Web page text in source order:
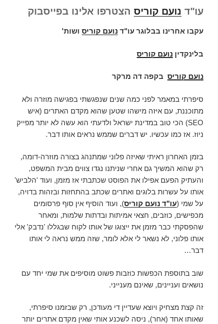
עו"ד נועם קוריס הצטרפו אלינו בפייסבוק
עקבו אחרינו בבלוגר עו"ד נועם קוריס ושות'
בלינקדין נועם קוריס
נועם קוריס בקפה דה מרקר
סיפרתי במאמר לפני כמה שנים שנפגשתי בפגישה מוזרה ולא
מתוכננת, עם איזה מישהו שטען שהוא מקדם האתרים (איש
SEO) הכי טוב במדינת ישראל ולדעתי הוא עשה לא יותר מפייק
ניוז. אז כמו עכשיו. יש דברים שממש נראים אותו דבר.
בזמן האחרון ראיתי שאיזה פלוני שמתנהג בצורה מוזרה-דומה,
רק שהוא המשיך גם אחרי שניתנו נגדו צווים מבית המשפט,
והעתיק הפעם אפילו את הפוסט שכתבתי אז מזמן, ועוד 'הלביש'
אותו על עשרות בלוגים ואתרים שכתב בהתחזות ובזהות בדויה,
על שמי (עו"ד נועם קוריס), ועוד הוסיף אין סוף פרסומים
מכפישים, כוזבים, חצאי אמיתות ובדתות שלמות, ומאחר
שהפסקתי כבר מזמן את ייצוגו של אותו לקוח שבגללו 'נדבק' אלי
אותו פלוני, לא נשאר לי אלא לומר, שזה ממש נראה לי אותו
דבר…
שוב בתוספת הכפשות כוזבות פשוט מוסיפים את שמי יחד עם
נושאים ועניינים, שאינם מענייני.
זה קצת מצחיק ויוצא שעדיין די מעודכן, רק שבזמנו סיפרתי,
שאותו אחד (אחר), ניסה לשכנע אותי שאין מקדם אתרים יותר